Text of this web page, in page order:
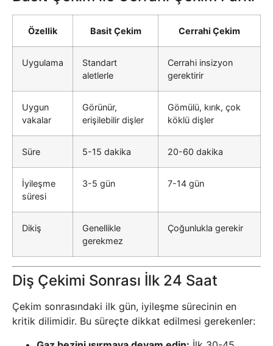
Özellik Basit Çekim Cerrahi Çekim
Uygulama
Standart
aletlerle
Cerrahi insizyon
gerektirir
Uygun
vakalar
Görünür,
erişilebilir dişler
Gömülü, kırık, çok
köklü dişler
Süre 5-15 dakika 20-60 dakika
İyileşme
süresi
3-5 gün 7-14 gün
Dikiş
Genellikle
gerekmez
Çoğunlukla gerekir
Diş Çekimi Sonrası İlk 24 Saat
Çekim sonrasındaki ilk gün, iyileşme sürecinin en
kritik dilimidir. Bu süreçte dikkat edilmesi gerekenler: